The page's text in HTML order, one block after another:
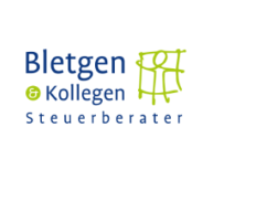
Inhalt
springen